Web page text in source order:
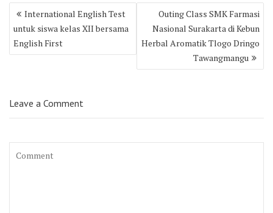
Post
navigation
International English Test
untuk siswa kelas XII bersama
English First
Outing Class SMK Farmasi
Nasional Surakarta di Kebun
Herbal Aromatik Tlogo Dringo
Tawangmangu
Leave a Comment